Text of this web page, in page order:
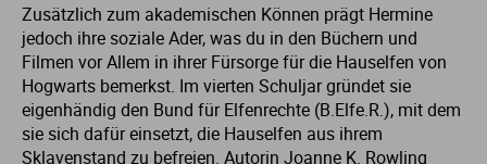
Zusätzlich zum akademischen Können prägt Hermine
jedoch ihre soziale Ader, was du in den Büchern und
Filmen vor Allem in ihrer Fürsorge für die Hauselfen von
Hogwarts bemerkst. Im vierten Schuljar gründet sie
eigenhändig den Bund für Elfenrechte (B.Elfe.R.), mit dem
sie sich dafür einsetzt, die Hauselfen aus ihrem
Sklavenstand zu befreien. Autorin Joanne K. Rowling